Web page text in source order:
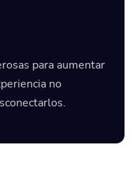
para aumentar
no